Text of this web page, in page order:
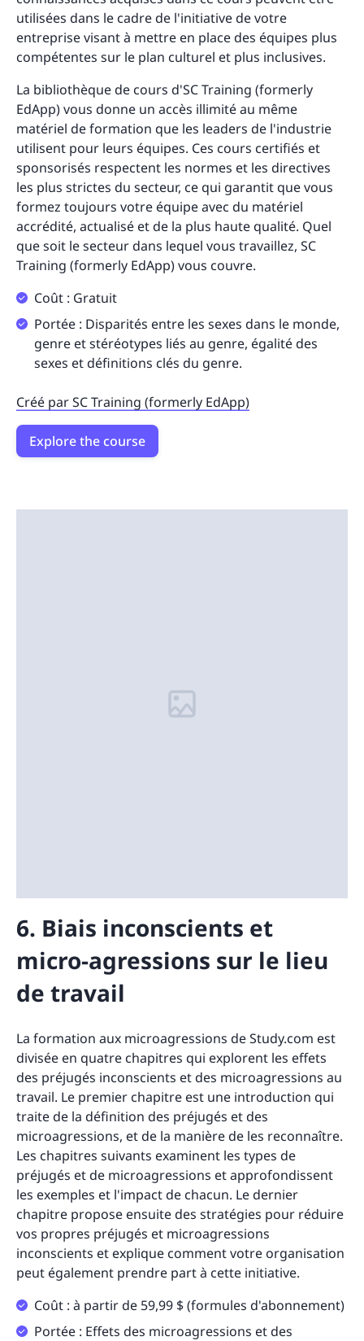
utilisées dans le cadre de l'initiative de votre
entreprise visant à mettre en place des équipes plus
compétentes sur le plan culturel et plus inclusives.
La bibliothèque de cours d'SC Training (formerly
EdApp) vous donne un accès illimité au même
matériel de formation que les leaders de l'industrie
utilisent pour leurs équipes. Ces cours certifiés et
sponsorisés respectent les normes et les directives
les plus strictes du secteur, ce qui garantit que vous
formez toujours votre équipe avec du matériel
accrédité, actualisé et de la plus haute qualité. Quel
que soit le secteur dans lequel vous travaillez, SC
Training (formerly EdApp) vous couvre.
Coût : Gratuit
Portée : Disparités entre les sexes dans le monde,
genre et stéréotypes liés au genre, égalité des
sexes et définitions clés du genre.
Créé par SC Training (formerly EdApp)
Explore the course
6. Biais inconscients et
micro-agressions sur le lieu
de travail
La formation aux microagressions de Study.com est
divisée en quatre chapitres qui explorent les effets
des préjugés inconscients et des microagressions au
travail. Le premier chapitre est une introduction qui
traite de la définition des préjugés et des
microagressions, et de la manière de les reconnaître.
Les chapitres suivants examinent les types de
préjugés et de microagressions et approfondissent
les exemples et l'impact de chacun. Le dernier
chapitre propose ensuite des stratégies pour réduire
vos propres préjugés et microagressions
inconscients et explique comment votre organisation
peut également prendre part à cette initiative.
Coût : à partir de 59,99 $ (formules d'abonnement)
Portée : Effets des microagressions et des